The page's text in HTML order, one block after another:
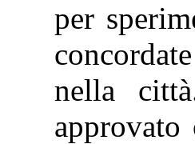
per
nella